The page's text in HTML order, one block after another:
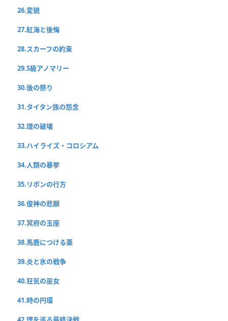
26.変貌
27.紅海と後悔
28.スカーフの約束
29.S級アノマリー
30.後の祭り
31.タイタン族の怨念
32.理の破壊
33.ハイライズ・コロシアム
34.人類の暴挙
35.リボンの行方
36.俊神の悲願
37.冥府の玉座
38.馬鹿につける薬
39.炎と氷の戦争
40.狂気の巫女
41.時の円環